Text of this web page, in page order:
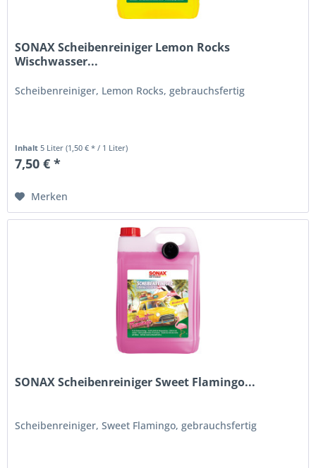
SONAX Scheibenreiniger Lemon Rocks
Wischwasser...
Scheibenreiniger, Lemon Rocks, gebrauchsfertig
Inhalt5 Liter(1,50 € * / 1 Liter)
7,50 € *
Merken
SONAX Scheibenreiniger Sweet Flamingo...
Scheibenreiniger, Sweet Flamingo, gebrauchsfertig